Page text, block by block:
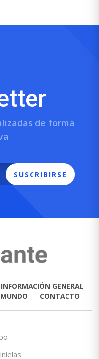
de forma
SUSCRIBIRSE
INFORMACIÓN GENERAL
MUNDO CONTACTO